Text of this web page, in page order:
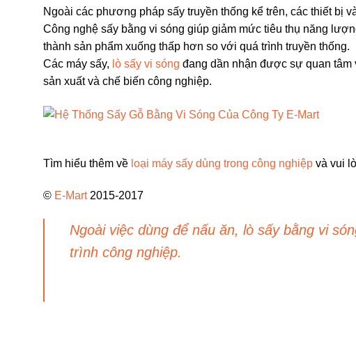
Ngoài các phương pháp sấy truyền thống kể trên, các thiết bị
Công nghệ sấy bằng vi sóng giúp giảm mức tiêu thụ năng
thành sản phẩm xuống thấp hơn so với quá trình truyền thống.
Các máy sấy, lò sấy vi sóng đang dần nhận được sự quan
sản xuất và chế biến công nghiệp.
Tìm hiểu thêm về loại máy sấy dùng trong công nghiệp và vui
© E-Mart2015-2017
Ngoài việc dùng để nấu ăn, lò sấy bằng vi
trình công nghiệp.